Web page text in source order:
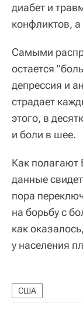
диабет и
конфликтов,
Самыми
остается
депрессия и
страдает
этого, в
и боли в шее.
Как полагают
данные
пора
на борьбу с
как
у населения
США